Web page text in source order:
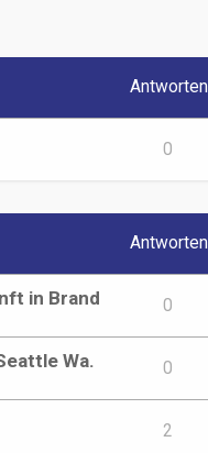
Antworten
0
Antworten
in Brand 0
Wa. 0
2